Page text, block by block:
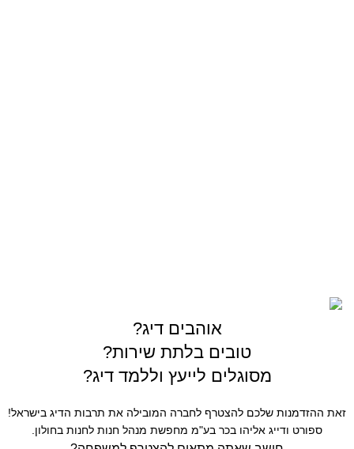
אוהבים דיג?
טובים בלתת שירות?
מסוגלים לייעץ וללמד דיג?
זאת ההזדמנות שלכם להצטרף לחברה המובילה את תרבות הדיג בישראל!
ספורט ודייג אליהו בכר בע"מ מחפשת מנהל חנות לחנות בחולון.